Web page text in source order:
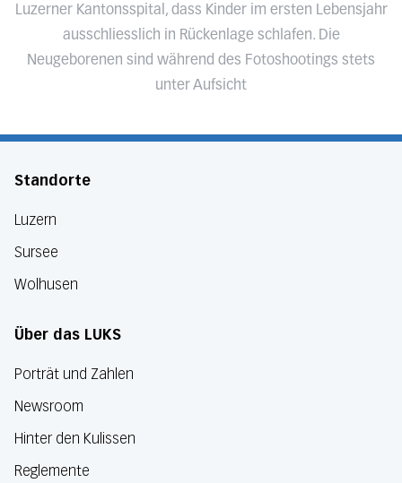
Luzerner Kantonsspital, dass Kinder im ersten Lebensjahr
ausschliesslich in Rückenlage schlafen. Die
Neugeborenen sind während des Fotoshootings stets
unter Aufsicht
Standorte
Luzern
Sursee
Wolhusen
Über das LUKS
Porträt und Zahlen
Newsroom
Hinter den Kulissen
Reglemente